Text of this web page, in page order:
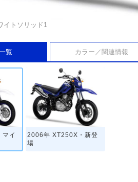
イトソリッド1
覧 カラー／関連情報
イ
2006年 XT250X・新登
場